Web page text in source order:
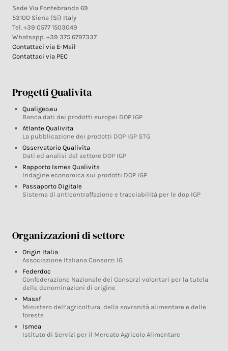
Sede Via Fontebranda 69
53100 Siena (Si) Italy
Tel. +39 0577 1503049
Whatsapp. +39 375 6797337
Contattaci via E-Mail
Contattaci via PEC
Progetti Qualivita
Qualigeo.eu
Banca dati dei prodotti europei DOP IGP
Atlante Qualivita
La pubblicazione dei prodotti DOP IGP STG
Osservatorio Qualivita
Dati ed analisi del settore DOP IGP
Rapporto Ismea Qualivita
Indagine economica sui prodotti DOP IGP
Passaporto Digitale
Sistema di anticontraffazione e tracciabilità per le dop IGP
Organizzazioni di settore
Origin Italia
Associazione Italiana Consorzi IG
Federdoc
Confederazione Nazionale dei Consorzi volontari per la tutela
delle denominazioni di origine
Masaf
Ministero dell’agricoltura, della sovranità alimentare e delle
foreste
Ismea
Istituto di Servizi per il Mercato Agricolo Alimentare